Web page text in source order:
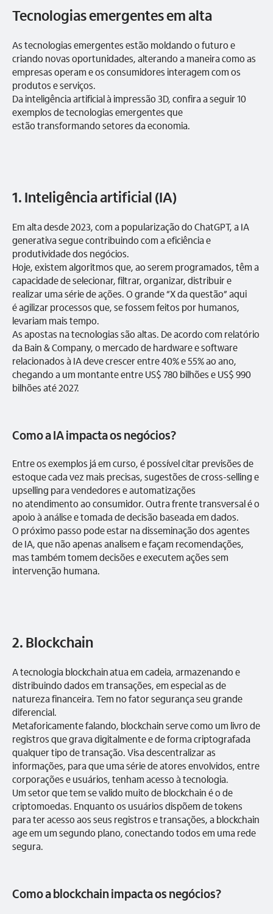
Tecnologias emergentes em alta
As tecnologias emergentes estão moldando o futuro e
criando novas oportunidades, alterando a maneira como as
empresas operam e os consumidores interagem com os
produtos e serviços.
Da inteligência artificial à impressão 3D, confira a seguir 10
exemplos de tecnologias emergentes que
estão transformando setores da economia.
1. Inteligência artificial (IA)
Em alta desde 2023, com a popularização do ChatGPT, a IA
generativa segue contribuindo com a eficiência e
produtividade dos negócios.
Hoje, existem algoritmos que, ao serem programados, têm a
capacidade de selecionar, filtrar, organizar, distribuir e
realizar uma série de ações. O grande “X da questão” aqui
é agilizar processos que, se fossem feitos por humanos,
levariam mais tempo.
As apostas na tecnologias são altas. De acordo com relatório
da Bain & Company, o mercado de hardware e software
relacionados à IA deve crescer entre 40% e 55% ao ano,
chegando a um montante entre US$ 780 bilhões e US$ 990
bilhões até 2027.
Como a IA impacta os negócios?
Entre os exemplos já em curso, é possível citar previsões de
estoque cada vez mais precisas, sugestões de cross-selling e
upselling para vendedores e automatizações
no atendimento ao consumidor. Outra frente transversal é o
apoio à análise e tomada de decisão baseada em dados.
O próximo passo pode estar na disseminação dos agentes
de IA, que não apenas analisem e façam recomendações,
mas também tomem decisões e executem ações sem
intervenção humana.
2. Blockchain
A tecnologia blockchain atua em cadeia, armazenando e
distribuindo dados em transações, em especial as de
natureza financeira. Tem no fator segurança seu grande
diferencial.
Metaforicamente falando, blockchain serve como um livro de
registros que grava digitalmente e de forma criptografada
qualquer tipo de transação. Visa descentralizar as
informações, para que uma série de atores envolvidos, entre
corporações e usuários, tenham acesso à tecnologia.
Um setor que tem se valido muito de blockchain é o de
criptomoedas. Enquanto os usuários dispõem de tokens
para ter acesso aos seus registros e transações, a blockchain
age em um segundo plano, conectando todos em uma rede
segura.
Como a blockchain impacta os negócios?